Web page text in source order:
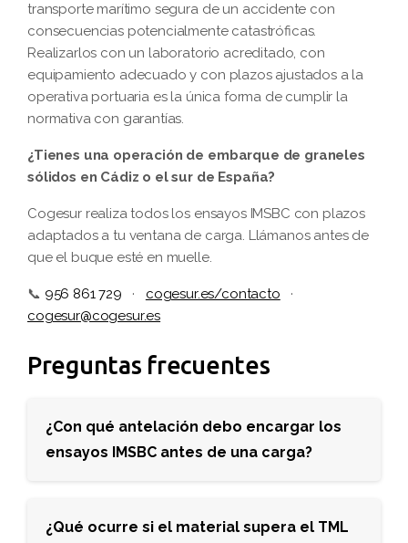
transporte marítimo segura de un accidente con
consecuencias potencialmente catastróficas.
Realizarlos con un laboratorio acreditado, con
equipamiento adecuado y con plazos ajustados a la
operativa portuaria es la única forma de cumplir la
normativa con garantías.
¿Tienes una operación de embarque de graneles
sólidos en Cádiz o el sur de España?
Cogesur realiza todos los ensayos IMSBC con plazos
adaptados a tu ventana de carga. Llámanos antes de
que el buque esté en muelle.
📞 956 861 729 · cogesur.es/contacto ·
cogesur@cogesur.es
Preguntas frecuentes
¿Con qué antelación debo encargar los
ensayos IMSBC antes de una carga?
¿Qué ocurre si el material supera el TML